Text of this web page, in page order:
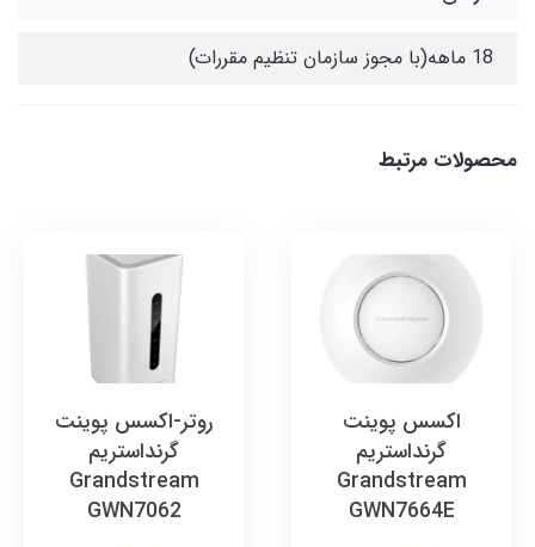
18 ماهه(با مجوز سازمان تنظیم مقررات)
محصولات مرتبط
اکسس پوینت
گرنداستریم
Grandstream
GWN7664E
روتر-اکسس پوینت
گرنداستریم
Grandstream
GWN7062